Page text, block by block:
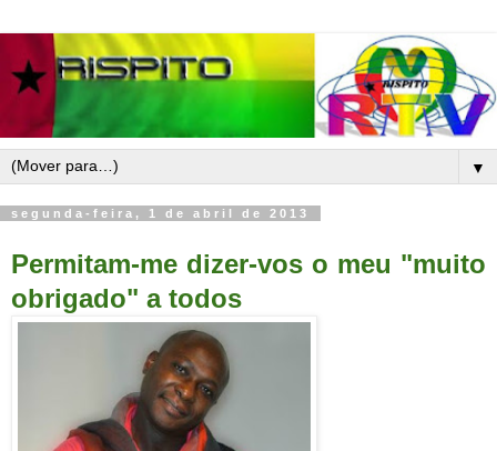
▼
segunda-feira, 1 de abril de 2013
Permitam-me dizer-vos o meu "muito
obrigado" a todos